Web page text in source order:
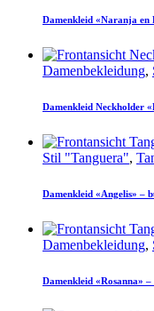
Damenkleid «Naranja en
Damenbekleidung,
Damenkleid Neckholder
Stil "Tanguera",
Damenkleid «Angelis» –
Damenbekleidung,
Damenkleid «Rosanna»